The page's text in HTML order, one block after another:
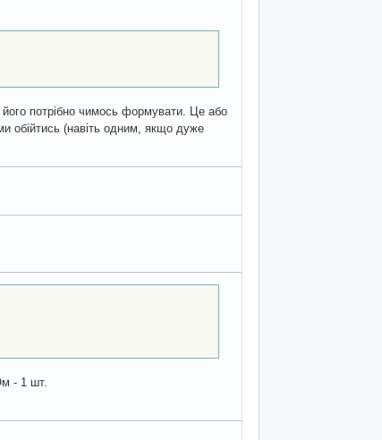
потрібно чимось формувати. Це або
обійтись (навіть одним, якщо дуже
- 1 шт.